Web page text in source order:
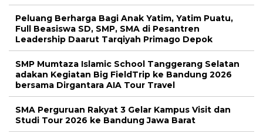
Peluang Berharga Bagi Anak Yatim, Yatim Puatu,
Full Beasiswa SD, SMP, SMA di Pesantren
Leadership Daarut Tarqiyah Primago Depok
SMP Mumtaza Islamic School Tanggerang Selatan
adakan Kegiatan Big FieldTrip ke Bandung 2026
bersama Dirgantara AIA Tour Travel
SMA Perguruan Rakyat 3 Gelar Kampus Visit dan
Studi Tour 2026 ke Bandung Jawa Barat